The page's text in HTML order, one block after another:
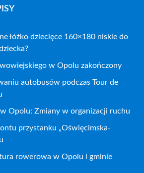
łóżko dziecięce 160×180 niskie do
w Opolu zakończony
autobusów podczas Tour de
Opolu: Zmiany w organizacji ruchu
przystanku „Oświęcimska-
rowerowa w Opolu i gminie